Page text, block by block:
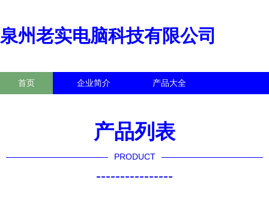
泉州老实电脑科技有限公司
首页 企业简介 产品大全
产品列表
PRODUCT
----------------